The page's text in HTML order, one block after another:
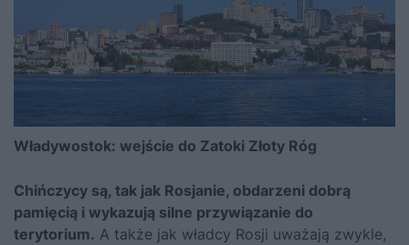
Władywostok: wejście do Zatoki Złoty Róg
Chińczycy są, tak jak Rosjanie, obdarzeni dobrą
pamięcią i wykazują silne przywiązanie do
terytorium. A także jak władcy Rosji uważają zwykle,